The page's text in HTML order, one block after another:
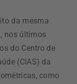
da mesma
nos últimos
do Centro de
(CIAS) da
como